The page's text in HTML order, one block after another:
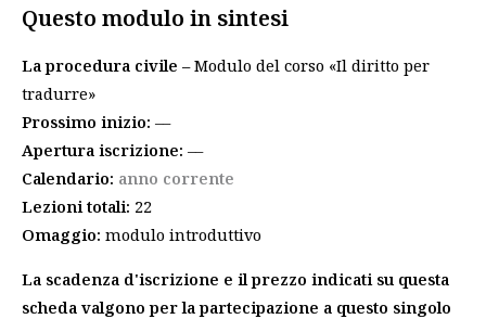
Questo modulo in sintesi
La procedura civile –Modulo del corso «Il diritto per
tradurre»
Prossimo inizio: ––
Apertura iscrizione: ––
Calendario: anno corrente
Lezioni totali: 22
Omaggio: modulo introduttivo
La scadenza d'iscrizione e il prezzo indicati su questa
scheda valgono per la partecipazione a questo singolo